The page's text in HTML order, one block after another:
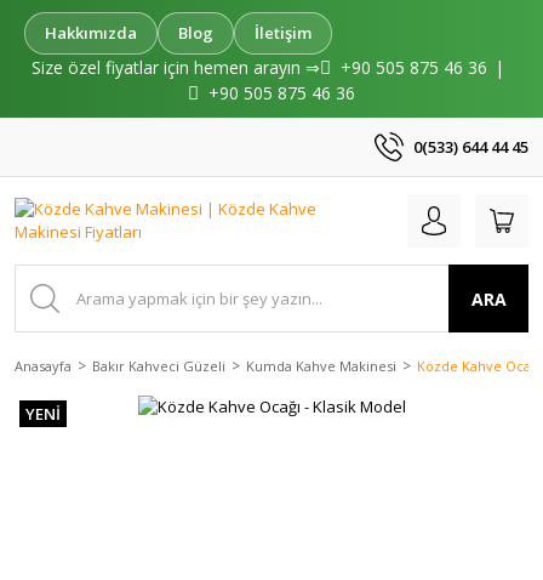
Hakkımızda Blog İletişim
Size özel fiyatlar için hemen arayın ⇒ +90 505 875 46 36 |
+90 505 875 46 36
0(533) 644 44 45
ARA
Anasayfa Bakır Kahveci Güzeli Kumda Kahve Makinesi Közde Kahve
YENİ